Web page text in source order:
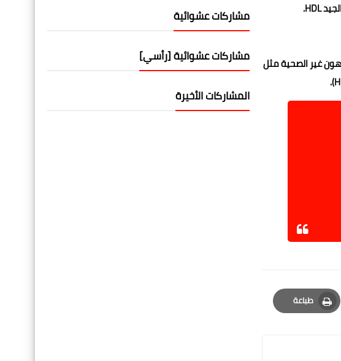
غير الصحية مثل
طباعة
Print
مشاركات عشوائية
مشاركات عشوائية [رأسي]
المشاركات الأخيرة